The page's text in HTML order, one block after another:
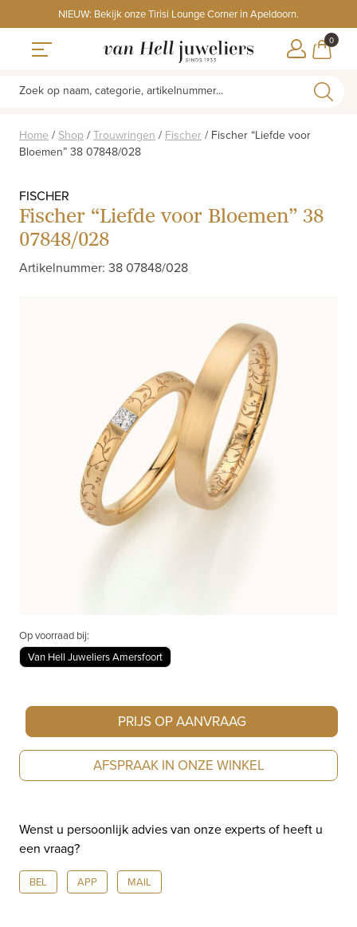
to
content
NIEUW: Bekijk onze Tirisi Lounge Corner in Apeldoorn.
0
Zoek op naam, categorie, artikelnummer...
Home / Shop / Trouwringen / Fischer / Fischer “Liefde voor
Bloemen” 38 07848/028
FISCHER
Fischer “Liefde voor Bloemen” 38
07848/028
Artikelnummer: 38 07848/028
Op voorraad bij:
Van Hell Juweliers Amersfoort
PRIJS OP AANVRAAG
AFSPRAAK IN ONZE WINKEL
Wenst u persoonlijk advies van onze experts of heeft u
een vraag?
BEL APP MAIL